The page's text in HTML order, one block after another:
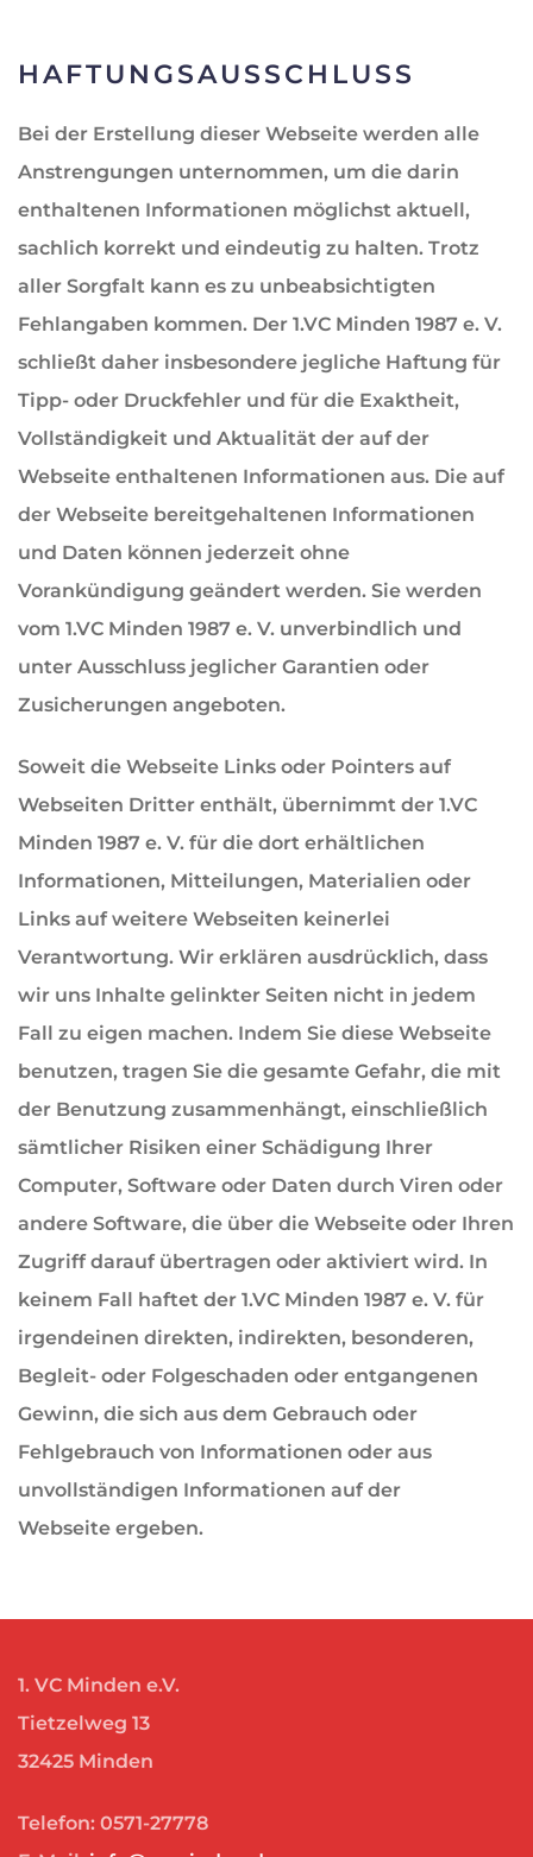
HAFTUNGSAUSSCHLUSS
Bei der Erstellung dieser Webseite werden alle
Anstrengungen unternommen, um die darin
enthaltenen Informationen möglichst aktuell,
sachlich korrekt und eindeutig zu halten. Trotz
aller Sorgfalt kann es zu unbeabsichtigten
Fehlangaben kommen. Der 1.VC Minden 1987 e. V.
schließt daher insbesondere jegliche Haftung für
Tipp- oder Druckfehler und für die Exaktheit,
Vollständigkeit und Aktualität der auf der
Webseite enthaltenen Informationen aus. Die auf
der Webseite bereitgehaltenen Informationen
und Daten können jederzeit ohne
Vorankündigung geändert werden. Sie werden
vom 1.VC Minden 1987 e. V. unverbindlich und
unter Ausschluss jeglicher Garantien oder
Zusicherungen angeboten.
Soweit die Webseite Links oder Pointers auf
Webseiten Dritter enthält, übernimmt der 1.VC
Minden 1987 e. V. für die dort erhältlichen
Informationen, Mitteilungen, Materialien oder
Links auf weitere Webseiten keinerlei
Verantwortung. Wir erklären ausdrücklich, dass
wir uns Inhalte gelinkter Seiten nicht in jedem
Fall zu eigen machen. Indem Sie diese Webseite
benutzen, tragen Sie die gesamte Gefahr, die mit
der Benutzung zusammenhängt, einschließlich
sämtlicher Risiken einer Schädigung Ihrer
Computer, Software oder Daten durch Viren oder
andere Software, die über die Webseite oder Ihren
Zugriff darauf übertragen oder aktiviert wird. In
keinem Fall haftet der 1.VC Minden 1987 e. V. für
irgendeinen direkten, indirekten, besonderen,
Begleit- oder Folgeschaden oder entgangenen
Gewinn, die sich aus dem Gebrauch oder
Fehlgebrauch von Informationen oder aus
unvollständigen Informationen auf der
Webseite ergeben.
1. VC Minden e.V.
Tietzelweg 13
32425 Minden
Telefon: 0571-27778